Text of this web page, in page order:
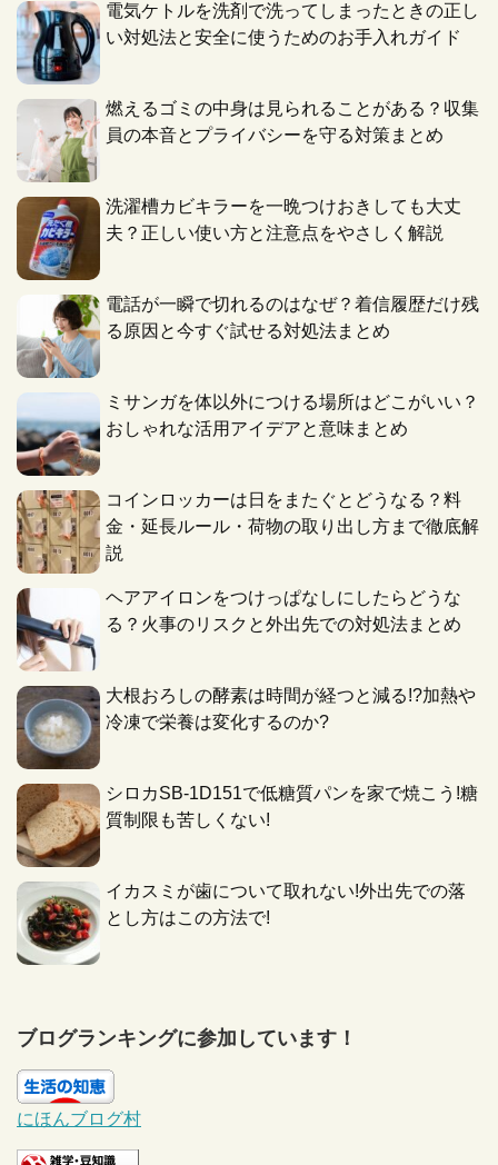
電気ケトルを洗剤で洗ってしまったときの正し
い対処法と安全に使うためのお手入れガイド
燃えるゴミの中身は見られることがある？収集
員の本音とプライバシーを守る対策まとめ
洗濯槽カビキラーを一晩つけおきしても大丈
夫？正しい使い方と注意点をやさしく解説
電話が一瞬で切れるのはなぜ？着信履歴だけ残
る原因と今すぐ試せる対処法まとめ
ミサンガを体以外につける場所はどこがいい？
おしゃれな活用アイデアと意味まとめ
コインロッカーは日をまたぐとどうなる？料
金・延長ルール・荷物の取り出し方まで徹底解
説
ヘアアイロンをつけっぱなしにしたらどうな
る？火事のリスクと外出先での対処法まとめ
大根おろしの酵素は時間が経つと減る!?加熱や
冷凍で栄養は変化するのか?
シロカSB-1D151で低糖質パンを家で焼こう!糖
質制限も苦しくない!
イカスミが歯について取れない!外出先での落
とし方はこの方法で!
ブログランキングに参加しています！
にほんブログ村